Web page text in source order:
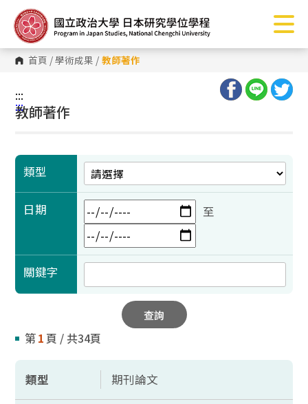
到
主
要
內
容 首頁 /學術成果 / 教師著作
:::
:::
教師著作
類型
日期 至
關鍵字
查詢
第1 頁 / 共34頁
類型 期刊論文